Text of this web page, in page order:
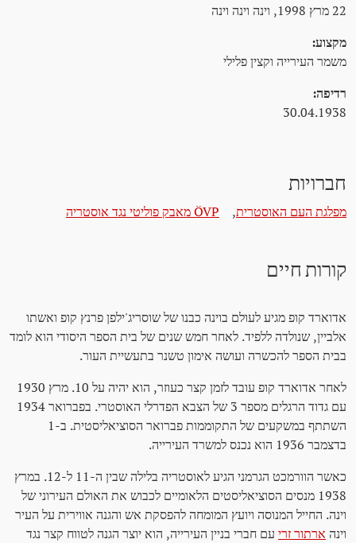
22 מרץ 1998, וינה וינה וינה
מקצוע:
משמר העירייה וקצין פלילי
רדיפה:
30.04.1938
חברויות
מפלגת העם האוסטרית, ÖVP מאבק פוליטי נגד אוסטריה
קורות חיים
אדוארד קופ מגיע לעולם בוינה כבנו של שוסריג'ילפן פרנץ קופ ואשתו
אלביין, שנולדה ללפיד. לאחר חמש שנים של בית הספר היסודי הוא לומד
בבית הספר להכשרה ועושה אימון טשנר בתעשיית העור.
לאחר אדוארד קופ עובד לזמן קצר כעוזר, הוא יהיה על 10. מרץ 1930
עם גדוד הרגלים מספר 3 של הצבא הפדרלי האוסטרי. בפברואר 1934
השתתף במשקעים של התקוממות פברואר הסוציאליסטית. ב-1
בדצמבר 1936 הוא נכנס למשרד העירייה.
כאשר הוורמכט הגרמני הגיע לאוסטריה בלילה שבין ה-11 ל-12. במרץ
1938 מנסים הסוציאליסטים הלאומיים לכבוש את האולם העירוני של
וינה. החייל המנוסה ויועץ המומחה להפסקת אש והגנה אווירית על העיר
וינה ארתור זרי עם חברי בניין העירייה, הוא יוצר הגנה לטווח קצר נגד